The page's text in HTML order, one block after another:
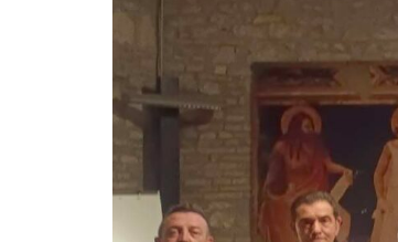
Importazioni dagli
novità sulle prove di
preferenziale
30 Luglio 2026